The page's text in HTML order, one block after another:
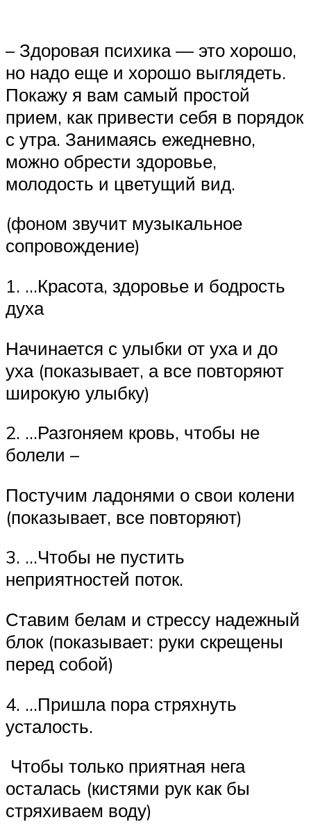
– Здоровая психика — это хорошо,
но надо еще и хорошо выглядеть.
Покажу я вам самый простой
прием, как привести себя в порядок
с утра. Занимаясь ежедневно,
можно обрести здоровье,
молодость и цветущий вид.
(фоном звучит музыкальное
сопровождение)
1. …Красота, здоровье и бодрость
духа
Начинается с улыбки от уха и до
уха (показывает, а все повторяют
широкую улыбку)
2. …Разгоняем кровь, чтобы не
болели –
Постучим ладонями о свои колени
(показывает, все повторяют)
3. …Чтобы не пустить
неприятностей поток.
Ставим белам и стрессу надежный
блок (показывает: руки скрещены
перед собой)
4. …Пришла пора стряхнуть
усталость.
Чтобы только приятная нега
осталась (кистями рук как бы
стряхиваем воду)